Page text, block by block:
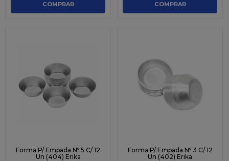
COMPRAR COMPRAR
Forma P/ Empada Nº 5 C/ 12
Un (404) Erika
Forma P/ Empada Nº 3 C/ 12
Un (402) Erika